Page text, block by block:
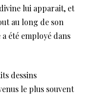
lui apparait, et
au long de son
été employé dans
dessins
le plus souvent